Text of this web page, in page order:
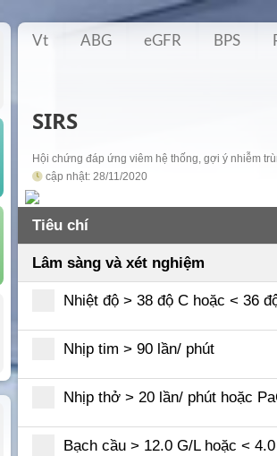
Vt ABG eGFR BPS
SIRS
Hội chứng đáp ứng viêm hệ thống, gợi ý nhiễm
cập nhật: 28/11/2020
Tiêu chí
Lâm sàng và xét nghiệm
Nhiệt độ > 38 độ C hoặc < 36
Nhịp tim > 90 lần/ phút
Nhịp thở > 20 lần/ phút hoặc
Bạch cầu > 12.0 G/L hoặc <